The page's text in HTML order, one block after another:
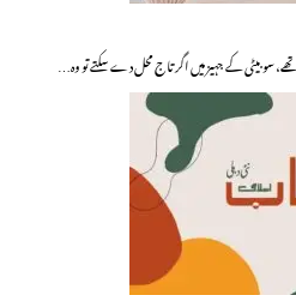
بیٹی کے جہیز میں اگر تاج محل دے سکتے تو وہ…